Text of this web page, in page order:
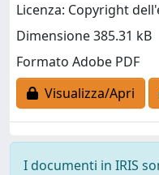
Licenza: Copyright
Dimensione 385.31 kB
Formato Adobe PDF
Visualizza/Apri
I documenti in IRIS